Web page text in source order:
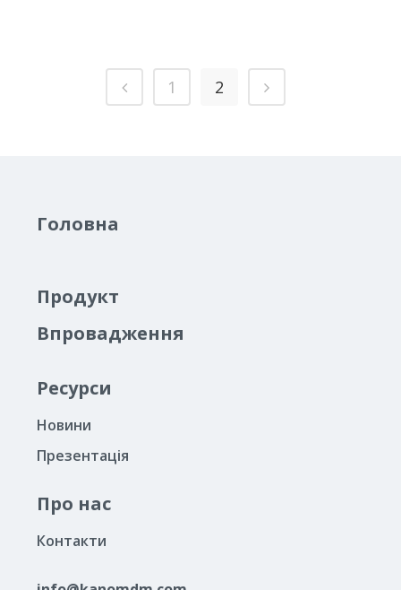
1 2
Головна
Продукт
Впровадження
Ресурси
Новини
Презентація
Про нас
Контакти